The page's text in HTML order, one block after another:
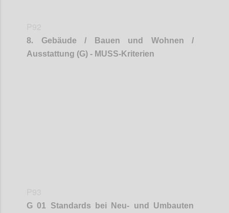
8. Gebäude / Bauen und Wohnen /
Ausstattung (G) - MUSS-Kriterien
G 01 Standards bei Neu- und Umbauten